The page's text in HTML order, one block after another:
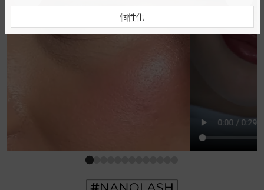
個性化